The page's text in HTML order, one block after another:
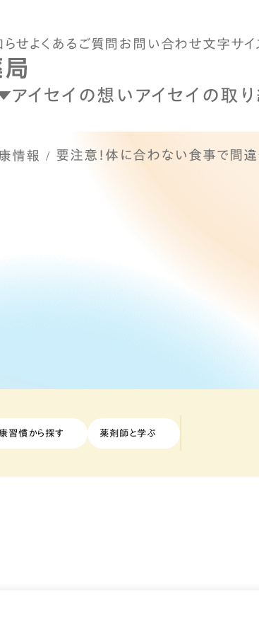
らせよくあるご質問 お問い合わせ文字サイ
アイセイの想い アイセイの取
情報 要注意！体に合わない食事で間違
習慣から探す 薬剤師と学ぶ